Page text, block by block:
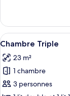
le
type
de
Chambre
Double
Afficher
toutes
les
photos
pour
13
Chambre Triple
23 m²
1 chambre
3 personnes